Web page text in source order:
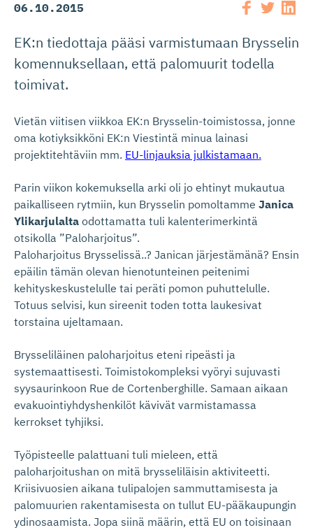
06.10.2015
EK:n tiedottaja pääsi varmistumaan Brysselin
komennuksellaan, että palomuurit todella
toimivat.
Vietän viitisen viikkoa EK:n Brysselin-toimistossa, jonne
oma kotiyksikköni EK:n Viestintä minua lainasi
projektitehtäviin mm. EU-linjauksia julkistamaan.
Parin viikon kokemuksella arki oli jo ehtinyt mukautua
paikalliseen rytmiin, kun Brysselin pomoltamme Janica
Ylikarjulalta odottamatta tuli kalenterimerkintä
otsikolla ”Paloharjoitus”.
Paloharjoitus Brysselissä..? Janican järjestämänä? Ensin
epäilin tämän olevan hienotunteinen peitenimi
kehityskeskustelulle tai peräti pomon puhuttelulle.
Totuus selvisi, kun sireenit toden totta laukesivat
torstaina ujeltamaan.
Brysseliläinen paloharjoitus eteni ripeästi ja
systemaattisesti. Toimistokompleksi vyöryi sujuvasti
syysaurinkoon Rue de Cortenberghille. Samaan aikaan
evakuointiyhdyshenkilöt kävivät varmistamassa
kerrokset tyhjiksi.
Työpisteelle palattuani tuli mieleen, että
paloharjoitushan on mitä brysseliläisin aktiviteetti.
Kriisivuosien aikana tulipalojen sammuttamisesta ja
palomuurien rakentamisesta on tullut EU-pääkaupungin
ydinosaamista. Jopa siinä määrin, että EU on toisinaan